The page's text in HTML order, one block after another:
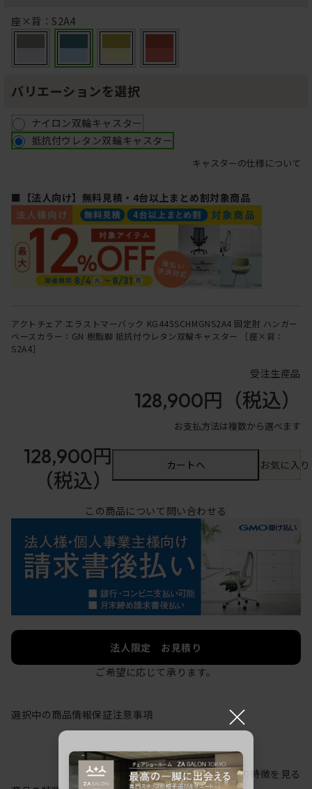
座×背：S2A4
バリエーションを選択
ナイロン双輪キャスター
抵抗付ウレタン双輪キャスター
キャスターの仕様について
■【法人向け】無料見積・4台以上まとめ割対象商品
アクトチェア エラストマーバック KG445SCHMGNS2A4 固定肘 ハンガー
ベースカラー：GN 樹脂脚 抵抗付ウレタン双輪キャスター ［座×背：
S2A4］
受注生産品
128,900円 （税込）
お支払方法は複数から選べます
128,900円
（税込）
カートへ お気に入
この商品について問い合わせる
法人限定 お見積り
ご希望に応じて承ります。
選択中の商品情報保証注意事項
シリーズの特徴を見る
×